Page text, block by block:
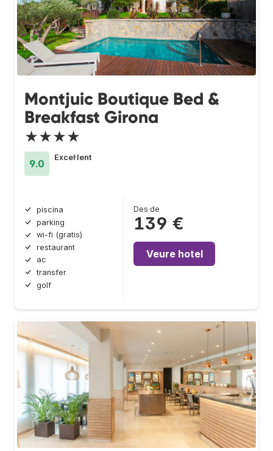
Montjuic Boutique Bed &
Breakfast Girona
★★★★
9.0
Excel·lent
piscina
parking
wi-fi (gratis)
restaurant
ac
transfer
golf
Des de
139 €
Veure hotel